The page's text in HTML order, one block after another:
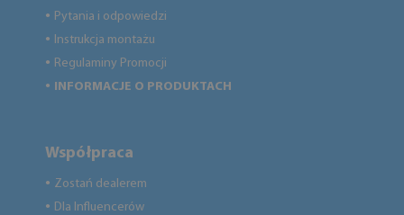
● Pytania i odpowiedzi
● Instrukcja montażu
● Regulaminy Promocji
● INFORMACJE O PRODUKTACH
Współpraca
● Zostań dealerem
● Dla Influencerów